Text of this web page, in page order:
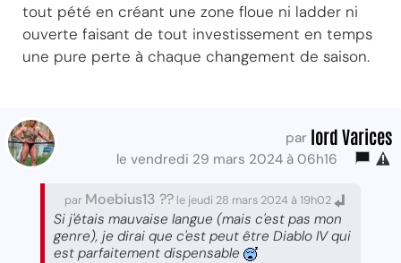
tout pété en créant une zone floue ni ladder ni
ouverte faisant de tout investissement en temps
une pure perte à chaque changement de saison.
par lord Varices
le vendredi 29 mars 2024 à 06h16
par Moebius13 ?? le jeudi 28 mars 2024 à 19h02
Si j'étais mauvaise langue (mais c'est pas mon
genre), je dirai que c'est peut être Diablo IV qui
est parfaitement dispensable